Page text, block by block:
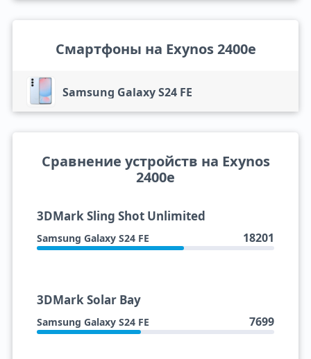
Смартфоны на Exynos 2400e
Samsung Galaxy S24 FE
Сравнение устройств на Exynos
2400e
3DMark Sling Shot Unlimited
Samsung Galaxy S24 FE 18201
3DMark Solar Bay
Samsung Galaxy S24 FE 7699